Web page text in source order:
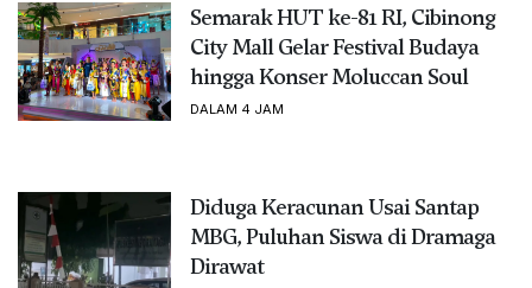
Semarak HUT ke-81 RI, Cibinong
City Mall Gelar Festival Budaya
hingga Konser Moluccan Soul
DALAM 4 JAM
Diduga Keracunan Usai Santap
MBG, Puluhan Siswa di Dramaga
Dirawat